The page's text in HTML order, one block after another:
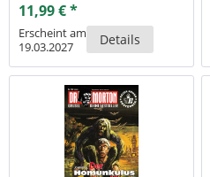
11,99 € *
Erscheint am
19.03.2027
Details